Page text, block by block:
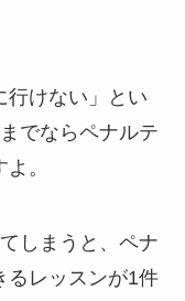
けない」
とい
でならペナルテ
。
しまうと、ペナ
るレッスンが1件